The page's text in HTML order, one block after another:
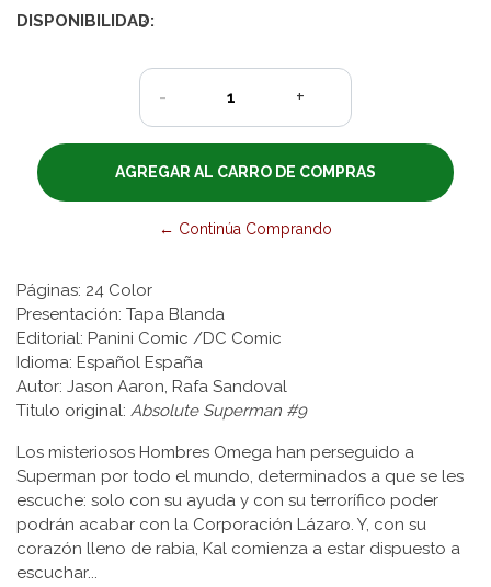
DISPONIBILIDAD:
3
- +
← Continúa Comprando
Páginas: 24 Color
Presentación: Tapa Blanda
Editorial: Panini Comic /DC Comic
Idioma: Español España
Autor: Jason Aaron, Rafa Sandoval
Titulo original: Absolute Superman #9
Los misteriosos Hombres Omega han perseguido a
Superman por todo el mundo, determinados a que se les
escuche: solo con su ayuda y con su terrorífico poder
podrán acabar con la Corporación Lázaro. Y, con su
corazón lleno de rabia, Kal comienza a estar dispuesto a
escuchar...